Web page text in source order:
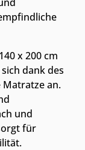
x 200 cm
dank des
an.
und
für